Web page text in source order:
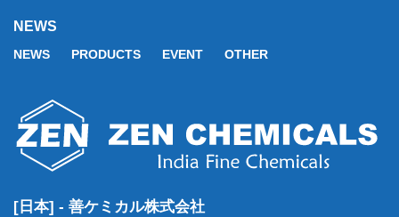
NEWS
NEWS PRODUCTS EVENT OTHER
[日本] - 善ケミカル株式会社